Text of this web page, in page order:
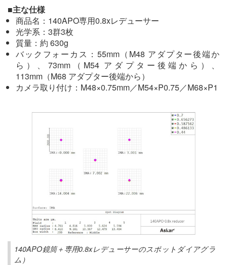
■主な仕様
商品名：140APO専用0.8xレデューサー
光学系：3群3枚
質量：約 630g
バックフォーカス：55mm（M48 アダプター後端か
ら）、73mm（M54 アダプター後端から）、
113mm（M68 アダプター後端から）
カメラ取り付け：M48×0.75mm／M54×P0.75／M68×P1
140APO鏡筒＋専用0.8xレデューサーのスポットダイアグラ
ム）